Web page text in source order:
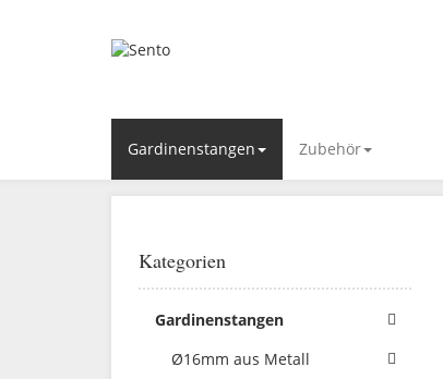
Gardinenstangen Zubehör
Kategorien
Gardinenstangen
Ø16mm aus Metall